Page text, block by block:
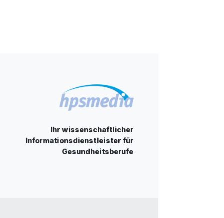
Ihr wissenschaftlicher
Informationsdienstleister für
Gesundheitsberufe